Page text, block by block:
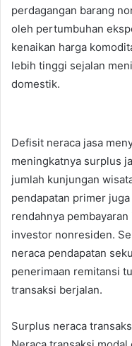
perdagangan barang
oleh pertumbuhan
kenaikan harga
lebih tinggi sejalan
domestik.
Defisit neraca jasa
meningkatnya surplus
jumlah kunjungan
pendapatan primer
rendahnya
investor nonresiden.
neraca pendapatan
penerimaan remitansi
transaksi berjalan.
Surplus neraca